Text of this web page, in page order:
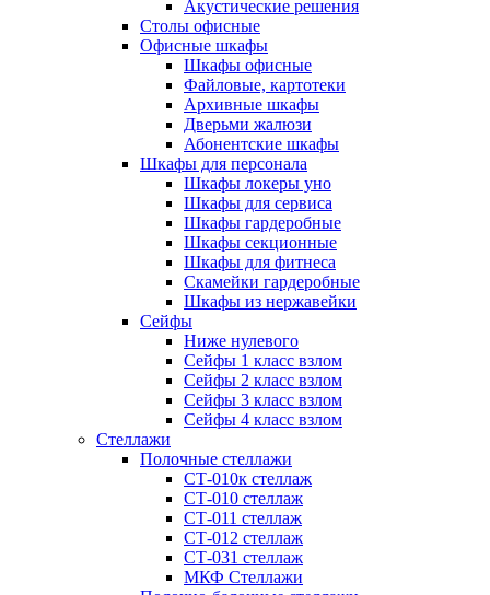
Акустические решения
Столы офисные
Офисные шкафы
Шкафы офисные
Файловые, картотеки
Архивные шкафы
Дверьми жалюзи
Абонентские шкафы
Шкафы для персонала
Шкафы локеры уно
Шкафы для сервиса
Шкафы гардеробные
Шкафы секционные
Шкафы для фитнеса
Скамейки гардеробные
Шкафы из нержавейки
Сейфы
Ниже нулевого
Сейфы 1 класс взлом
Сейфы 2 класс взлом
Сейфы 3 класс взлом
Сейфы 4 класс взлом
Стеллажи
Полочные стеллажи
СТ-010к стеллаж
СТ-010 стеллаж
СТ-011 стеллаж
СТ-012 стеллаж
СТ-031 стеллаж
МКФ Стеллажи